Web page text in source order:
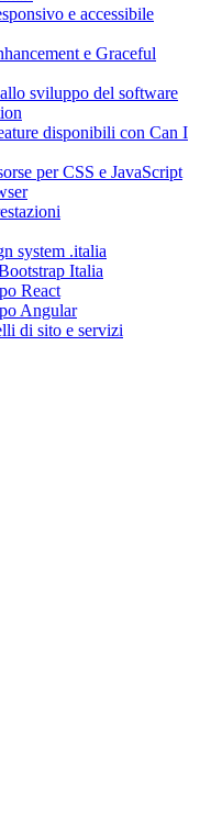
e accessibile
e Graceful
sviluppo del software
disponibili con Can I
per CSS e JavaScript
system .italia
Italia
React
Angular
di sito e servizi